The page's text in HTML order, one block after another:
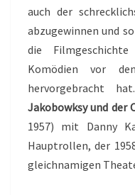
auch der
abzugewinnen und
die
Komödien vor
hervorgebracht
Jakobowksy und der
1957) mit Danny
Hauptrollen, der
gleichnamigen